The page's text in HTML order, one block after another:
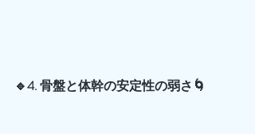
🔹4. 骨盤と体幹の安定性の弱さ🌀